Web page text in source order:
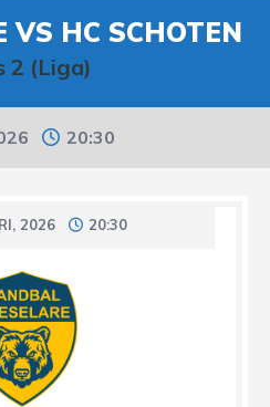
VS HC SCHOTEN
2 (Liga)
20:30
2026 20:30